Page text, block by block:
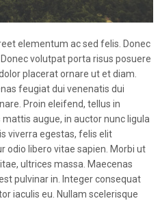
elementum ac sed felis. Donec
volutpat porta risus posuere
placerat ornare ut et diam.
feugiat dui venenatis dui
Proin eleifend, tellus in
augue, in auctor nunc ligula
viverra egestas, felis elit
odio libero vitae sapien. Morbi ut
ultrices massa. Maecenas
pulvinar in. Integer consequat
iaculis eu. Nullam scelerisque